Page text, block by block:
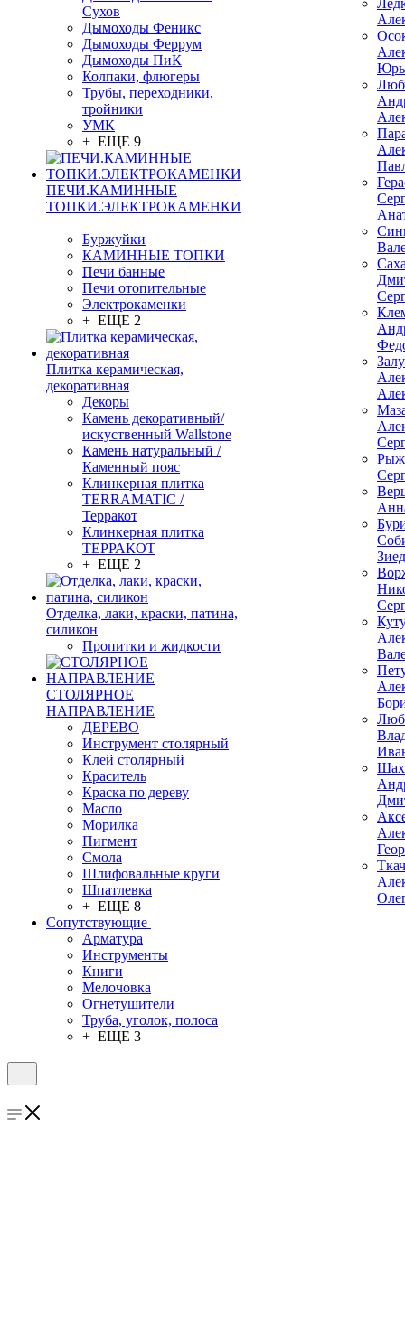
Сухов
Дымоходы Феникс
Дымоходы Феррум
Дымоходы ПиК
Колпаки, флюгеры
Трубы, переходники,
тройники
УМК
+ ЕЩЕ 9
ПЕЧИ.КАМИННЫЕ
ТОПКИ.ЭЛЕКТРОКАМЕНКИ
Буржуйки
КАМИННЫЕ ТОПКИ
Печи банные
Печи отопительные
Электрокаменки
+ ЕЩЕ 2
Плитка керамическая,
декоративная
Декоры
Камень декоративный/
искуственный Wallstone
Камень натуральный /
Каменный пояс
Клинкерная плитка
TERRAMATIC /
Терракот
Клинкерная плитка
ТЕРРАКОТ
+ ЕЩЕ 2
Отделка, лаки, краски, патина,
силикон
Пропитки и жидкости
СТОЛЯРНОЕ
НАПРАВЛЕНИЕ
ДЕРЕВО
Инструмент столярный
Клей столярный
Краситель
Краска по дереву
Масло
Морилка
Пигмент
Смола
Шлифовальные круги
Шпатлевка
+ ЕЩЕ 8
Сопутствующие
Арматура
Инструменты
Книги
Мелочовка
Огнетушители
Труба, уголок, полоса
+ ЕЩЕ 3